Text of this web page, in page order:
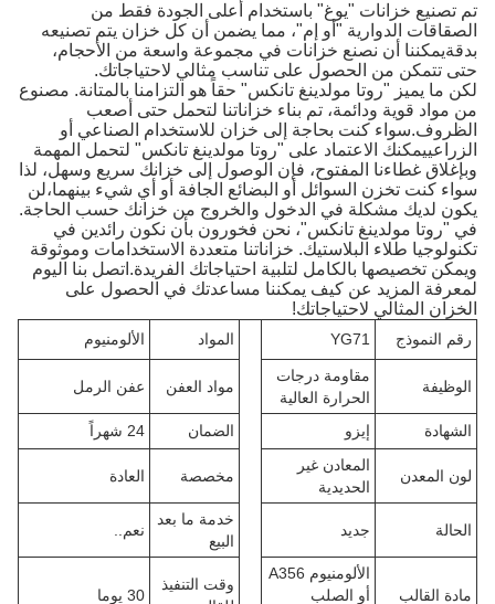
تم تصنيع خزانات "يوغ" باستخدام أعلى الجودة فقط من
الصقاقات الدوارية "أو إم"، مما يضمن أن كل خزان يتم تصنيعه
بدقةيمكننا أن نصنع خزانات في مجموعة واسعة من الأحجام،
حتى تتمكن من الحصول على تناسب مثالي لاحتياجاتك.
لكن ما يميز "روتا مولدينغ تانكس" حقاً هو التزامنا بالمتانة. مصنوع
من مواد قوية ودائمة، تم بناء خزاناتنا لتحمل حتى أصعب
الظروف.سواء كنت بحاجة إلى خزان للاستخدام الصناعي أو
الزراعييمكنك الاعتماد على "روتا مولدينغ تانكس" لتحمل المهمة
وبإغلاق غطاءنا المفتوح، فإن الوصول إلى خزانك سريع وسهل، لذا
سواء كنت تخزن السوائل أو البضائع الجافة أو أي شيء بينهما،لن
يكون لديك مشكلة في الدخول والخروج من خزانك حسب الحاجة.
في "روتا مولدينغ تانكس"، نحن فخورون بأن نكون رائدين في
تكنولوجيا طلاء البلاستيك. خزاناتنا متعددة الاستخدامات وموثوقة
ويمكن تخصيصها بالكامل لتلبية احتياجاتك الفريدة.اتصل بنا اليوم
لمعرفة المزيد عن كيف يمكننا مساعدتك في الحصول على
الخزان المثالي لاحتياجاتك!
رقم النموذج YG71 المواد الألومنيوم
الوظيفة
مقاومة درجات
الحرارة العالية
مواد العفن عفن الرمل
الشهادة إيزو الضمان 24 شهراً
لون المعدن
المعادن غير
الحديدية
مخصصة العادة
الحالة جديد
خدمة ما بعد
البيع
نعم..
مادة القالب
الألومنيوم A356
أو الصلب
وقت التنفيذ
30 يوما